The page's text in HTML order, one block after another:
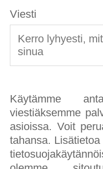
Viesti
Käytämme
viestiäksemme
asioissa. Voit
tahansa.